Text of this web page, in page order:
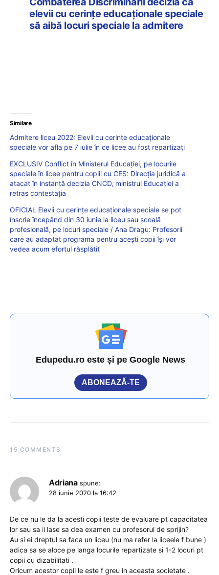
elevii cu cerințe educaționale speciale
să aibă locuri speciale la admitere
Similare
Admitere liceu 2022: Elevii cu cerințe educaționale
speciale vor afla pe 7 iulie în ce licee au fost repartizați
EXCLUSIV Conflict în Ministerul Educației, pe locurile
speciale în licee pentru copiii cu CES: Direcția juridică a
atacat în instanță decizia CNCD, ministrul Educației a
retras contestația
OFICIAL Elevii cu cerințe educaționale speciale se pot
înscrie începând din 30 iunie la liceu sau școală
profesională, pe locuri speciale / Ana Dragu: Profesorii
care au adaptat programa pentru acești copii își vor
vedea acum efortul răsplătit
Edupedu.ro este și pe Google News
ABONEAZĂ-TE
15 COMMENTS
Adriana spune:
28 iunie 2020 la 16:42
De ce nu le da la acesti copii teste de evaluare pt capacitatea
lor sau sa ii lase sa dea examen cu profesorul de sprijin?
Au si ei dreptul sa faca un liceu (nu ma refer la liceele f bune )
adica sa se aloce pe langa locurile repartizate si 1-2 locuri pt
copii cu dizabilitati .
Oricum acestor copii le este f greu in aceasta societate .